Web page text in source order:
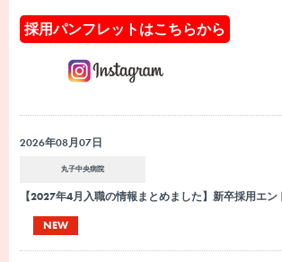
採用パンフレットはこちらから
2026年08月07日
丸子中央病院
【2027年4月入職の情報まとめました】新卒採用エン
NEW